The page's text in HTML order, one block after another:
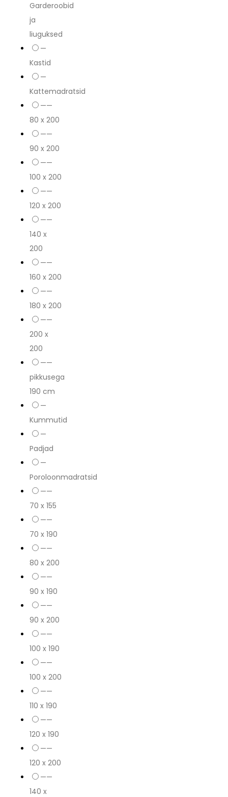
Garderoobid
ja
liuguksed
—
Kastid
—
Kattemadratsid
——
80 x 200
——
90 x 200
——
100 x 200
——
120 x 200
——
140 x
200
——
160 x 200
——
180 x 200
——
200 x
200
——
pikkusega
190 cm
—
Kummutid
—
Padjad
—
Poroloonmadratsid
——
70 x 155
——
70 x 190
——
80 x 200
——
90 x 190
——
90 x 200
——
100 x 190
——
100 x 200
——
110 x 190
——
120 x 190
——
120 x 200
——
140 x